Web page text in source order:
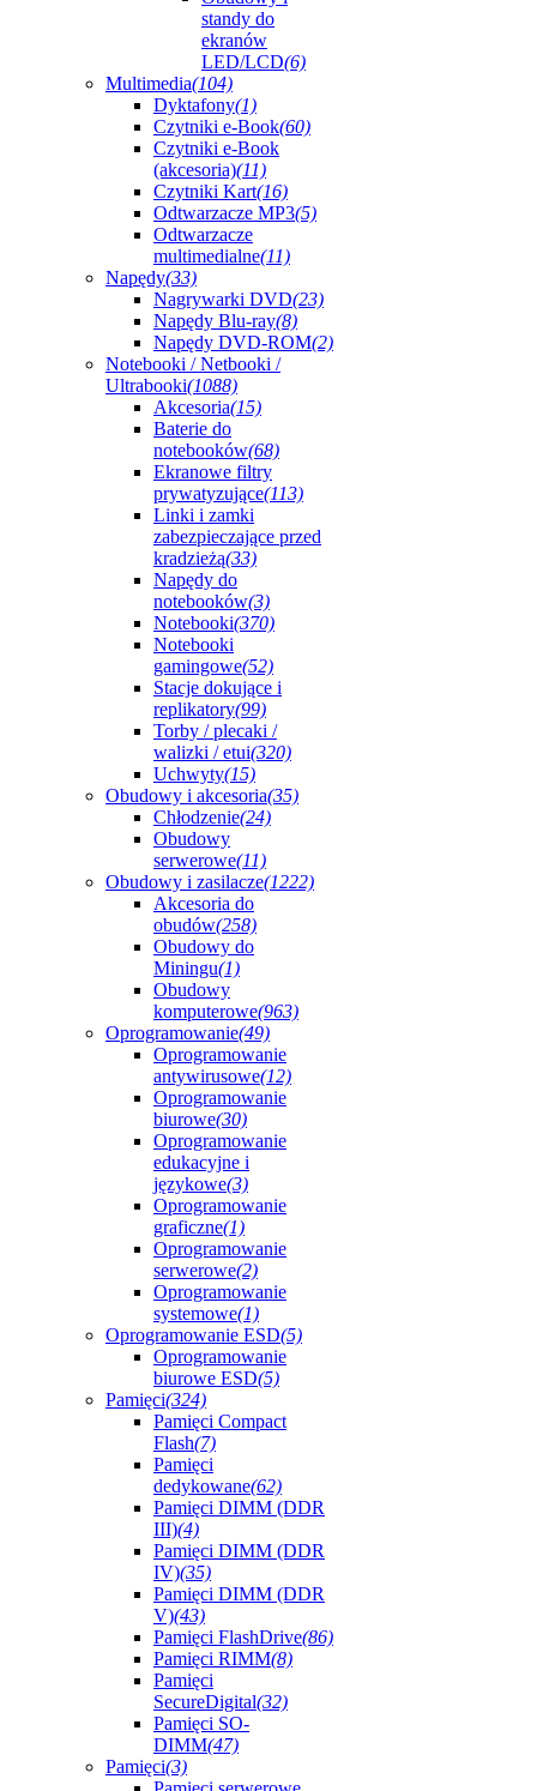
standy do
ekranów
LED/LCD(6)
Multimedia(104)
Dyktafony(1)
Czytniki e-Book(60)
Czytniki e-Book
(akcesoria)(11)
Czytniki Kart(16)
Odtwarzacze MP3(5)
Odtwarzacze
multimedialne(11)
Napędy(33)
Nagrywarki DVD(23)
Napędy Blu-ray(8)
Napędy DVD-ROM(2)
Notebooki / Netbooki /
Ultrabooki(1088)
Akcesoria(15)
Baterie do
notebooków(68)
Ekranowe filtry
prywatyzujące(113)
Linki i zamki
zabezpieczające przed
kradzieżą(33)
Napędy do
notebooków(3)
Notebooki(370)
Notebooki
gamingowe(52)
Stacje dokujące i
replikatory(99)
Torby / plecaki /
walizki / etui(320)
Uchwyty(15)
Obudowy i akcesoria(35)
Chłodzenie(24)
Obudowy
serwerowe(11)
Obudowy i zasilacze(1222)
Akcesoria do
obudów(258)
Obudowy do
Miningu(1)
Obudowy
komputerowe(963)
Oprogramowanie(49)
Oprogramowanie
antywirusowe(12)
Oprogramowanie
biurowe(30)
Oprogramowanie
edukacyjne i
językowe(3)
Oprogramowanie
graficzne(1)
Oprogramowanie
serwerowe(2)
Oprogramowanie
systemowe(1)
Oprogramowanie ESD(5)
Oprogramowanie
biurowe ESD(5)
Pamięci(324)
Pamięci Compact
Flash(7)
Pamięci
dedykowane(62)
Pamięci DIMM (DDR
III)(4)
Pamięci DIMM (DDR
IV)(35)
Pamięci DIMM (DDR
V)(43)
Pamięci FlashDrive(86)
Pamięci RIMM(8)
Pamięci
SecureDigital(32)
Pamięci SO-
DIMM(47)
Pamięci(3)